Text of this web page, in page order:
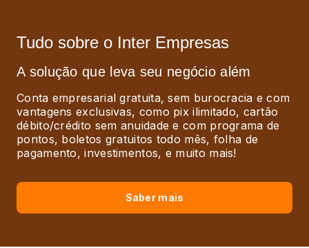
Tudo sobre o Inter Empresas
A solução que leva seu negócio além
Conta empresarial gratuita, sem burocracia e com
vantagens exclusivas, como pix ilimitado, cartão
débito/crédito sem anuidade e com programa de
pontos, boletos gratuitos todo mês, folha de
pagamento, investimentos, e muito mais!
Saber mais